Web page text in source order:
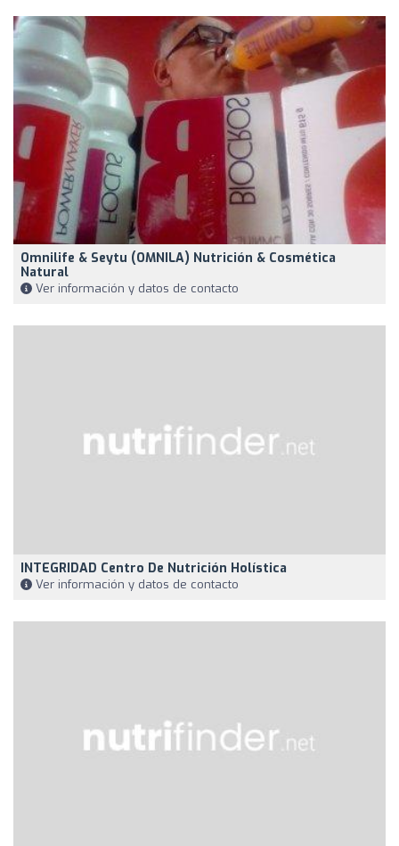
Omnilife & Seytu (OMNILA) Nutrición & Cosmética
Natural
Ver información y datos de contacto
INTEGRIDAD Centro De Nutrición Holística
Ver información y datos de contacto